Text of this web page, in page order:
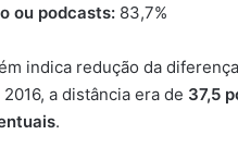
ou podcasts: 83,7%
indica redução da
a distância era de 37,5
.